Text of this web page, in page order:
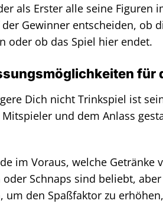
als Erster alle seine Figuren
Gewinner entscheiden, ob
oder ob das Spiel hier endet.
für
Dich nicht Trinkspiel ist
und dem Anlass
im Voraus, welche
oder Schnaps sind beliebt,
um den Spaßfaktor zu